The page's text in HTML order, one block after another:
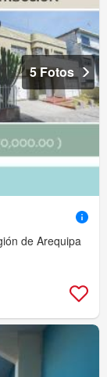
5 Fotos
de Arequipa